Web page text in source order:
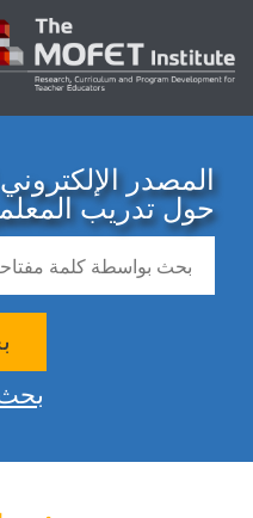
المصدر
حول تدريب